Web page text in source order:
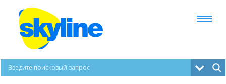
Тарифы и услуги